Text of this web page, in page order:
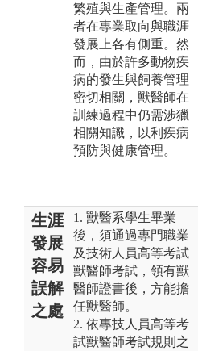
繁殖與生產管理。兩
者在專業取向與職涯
發展上各有側重。然
而，由於許多動物疾
病的發生與飼養管理
密切相關，獸醫師在
訓練過程中仍需涉獵
相關知識，以利疾病
預防與健康管理。
生涯
發展
容易
誤解
之處
1. 獸醫系學生畢業
後，須通過專門職業
及技術人員高等考試
獸醫師考試，領有獸
醫師證書後，方能擔
任獸醫師。
2. 依專技人員高等考
試獸醫師考試規則之